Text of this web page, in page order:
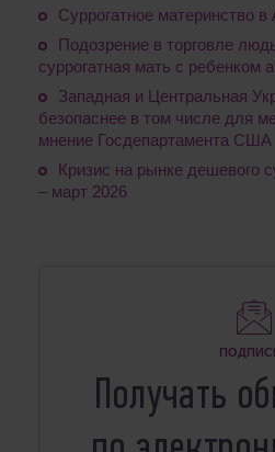
Суррогатное материнство
Подозрение в торговле
суррогатная мать с ребенком
Западная и Центральная
безопаснее в том числе для
мнение Госдепартамента США
Кризис на рынке дешевого
– март 2026
Получать